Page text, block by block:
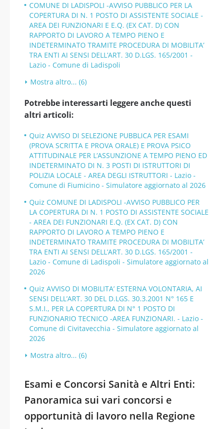
COMUNE DI LADISPOLI -AVVISO PUBBLICO PER LA
COPERTURA DI N. 1 POSTO DI ASSISTENTE SOCIALE -
AREA DEI FUNZIONARI E E.Q. (EX CAT. D) CON
RAPPORTO DI LAVORO A TEMPO PIENO E
INDETERMINATO TRAMITE PROCEDURA DI MOBILITA’
TRA ENTI AI SENSI DELL’ART. 30 D.LGS. 165/2001 -
Lazio - Comune di Ladispoli
Mostra altro... (6)
Potrebbe interessarti leggere anche questi
altri articoli:
Quiz AVVISO DI SELEZIONE PUBBLICA PER ESAMI
(PROVA SCRITTA E PROVA ORALE) E PROVA PSICO
ATTITUDINALE PER L’ASSUNZIONE A TEMPO PIENO ED
INDETERMINATO DI N. 3 POSTI DI ISTRUTTORI DI
POLIZIA LOCALE - AREA DEGLI ISTRUTTORI - Lazio -
Comune di Fiumicino - Simulatore aggiornato al 2026
Quiz COMUNE DI LADISPOLI -AVVISO PUBBLICO PER
LA COPERTURA DI N. 1 POSTO DI ASSISTENTE SOCIALE
- AREA DEI FUNZIONARI E.Q. (EX CAT. D) CON
RAPPORTO DI LAVORO A TEMPO PIENO E
INDETERMINATO TRAMITE PROCEDURA DI MOBILITA’
TRA ENTI AI SENSI DELL’ART. 30 D.LGS. 165/2001 -
Lazio - Comune di Ladispoli - Simulatore aggiornato al
2026
Quiz AVVISO DI MOBILITA’ ESTERNA VOLONTARIA, AI
SENSI DELL’ART. 30 DEL D.LGS. 30.3.2001 N° 165 E
S.M.I., PER LA COPERTURA DI N° 1 POSTO DI
FUNZIONARIO TECNICO -AREA FUNZIONARI. - Lazio -
Comune di Civitavecchia - Simulatore aggiornato al
2026
Mostra altro... (6)
Esami e Concorsi Sanità e Altri Enti:
Panoramica sui vari concorsi e
opportunità di lavoro nella Regione